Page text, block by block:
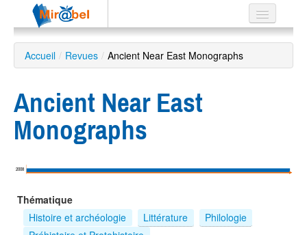
Le réseau
Soutien
Listes
Recherche
EN
ES
Accueil / Revues / Ancient Near East Monographs
Ancient Near East
Monographs
2008
Thématique
Histoire et archéologie
Littérature
Philologie